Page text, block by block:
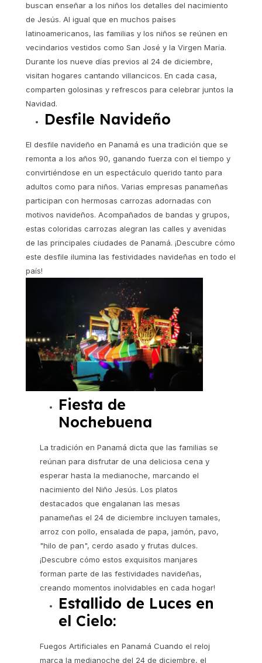
buscan enseñar a los niños los detalles del nacimiento
de Jesús. Al igual que en muchos países
latinoamericanos, las familias y los niños se reúnen en
vecindarios vestidos como San José y la Virgen María.
Durante los nueve días previos al 24 de diciembre,
visitan hogares cantando villancicos. En cada casa,
comparten golosinas y refrescos para celebrar juntos la
Navidad.
Desfile Navideño
El desfile navideño en Panamá es una tradición que se
remonta a los años 90, ganando fuerza con el tiempo y
convirtiéndose en un espectáculo querido tanto para
adultos como para niños. Varias empresas panameñas
participan con hermosas carrozas adornadas con
motivos navideños. Acompañados de bandas y grupos,
estas coloridas carrozas alegran las calles y avenidas
de las principales ciudades de Panamá. ¡Descubre cómo
este desfile ilumina las festividades navideñas en todo el
país!
Fiesta de
Nochebuena
La tradición en Panamá dicta que las familias se
reúnan para disfrutar de una deliciosa cena y
esperar hasta la medianoche, marcando el
nacimiento del Niño Jesús. Los platos
destacados que engalanan las mesas
panameñas el 24 de diciembre incluyen tamales,
arroz con pollo, ensalada de papa, jamón, pavo,
"hilo de pan", cerdo asado y frutas dulces.
¡Descubre cómo estos exquisitos manjares
forman parte de las festividades navideñas,
creando momentos inolvidables en cada hogar!
Estallido de Luces en
el Cielo:
Fuegos Artificiales en Panamá Cuando el reloj
marca la medianoche del 24 de diciembre, el